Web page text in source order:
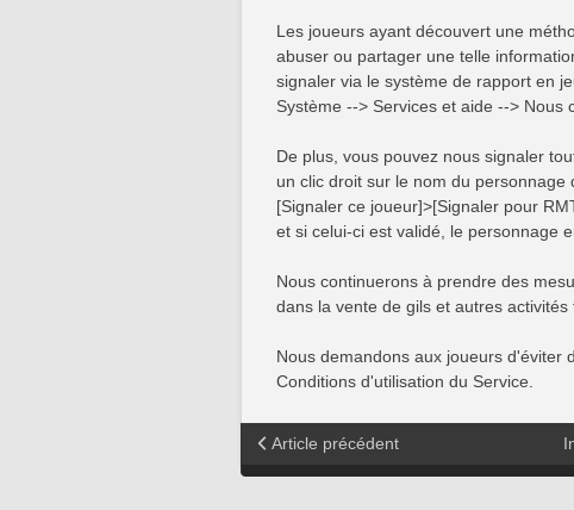
Les joueurs ayant découvert une
abuser ou partager une telle
signaler via le système de rapport en
Système --> Services et aide --> Nous
De plus, vous pouvez nous signaler
un clic droit sur le nom du
[Signaler ce joueur]>[Signaler pour
et si celui-ci est validé, le personnage
Nous continuerons à prendre des
dans la vente de gils et autres activités
Nous demandons aux joueurs d'éviter
Conditions d'utilisation du Service.
Article précédent